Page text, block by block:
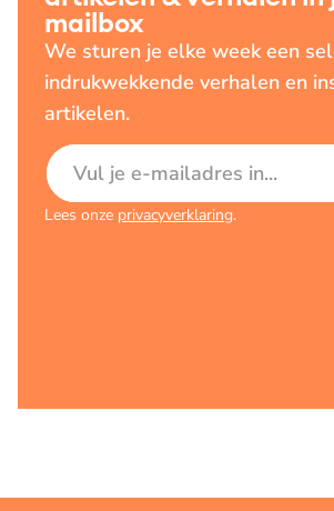
mailbox
We sturen je elke week een
indrukwekkende verhalen en
artikelen.
E-mailadres
Lees onze privacyverklaring.